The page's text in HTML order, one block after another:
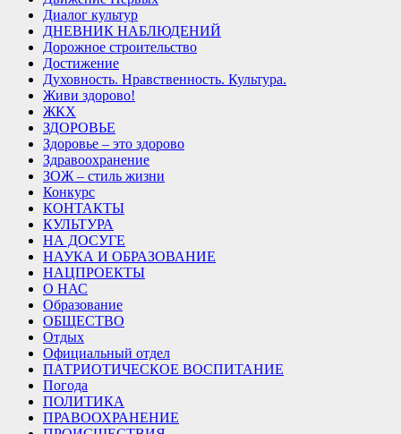
Диалог культур
ДНЕВНИК НАБЛЮДЕНИЙ
Дорожное строительство
Достижение
Духовность. Нравственность. Культура.
Живи здорово!
ЖКХ
ЗДОРОВЬЕ
Здоровье – это здорово
Здравоохранение
ЗОЖ – стиль жизни
Конкурс
КОНТАКТЫ
КУЛЬТУРА
НА ДОСУГЕ
НАУКА И ОБРАЗОВАНИЕ
НАЦПРОЕКТЫ
О НАС
Образование
ОБЩЕСТВО
Отдых
Официальный отдел
ПАТРИОТИЧЕСКОЕ ВОСПИТАНИЕ
Погода
ПОЛИТИКА
ПРАВООХРАНЕНИЕ